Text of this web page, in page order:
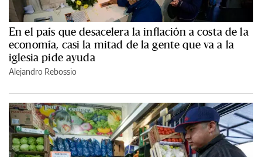
En el país que desacelera la inflación a costa de la
economía, casi la mitad de la gente que va a la
iglesia pide ayuda
Alejandro Rebossio